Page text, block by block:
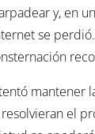
y, en
se
mantener
el